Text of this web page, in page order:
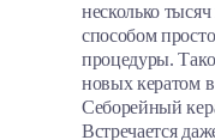
несколько
способом
процедуры.
новых кератом
Cеборейный
Встречается